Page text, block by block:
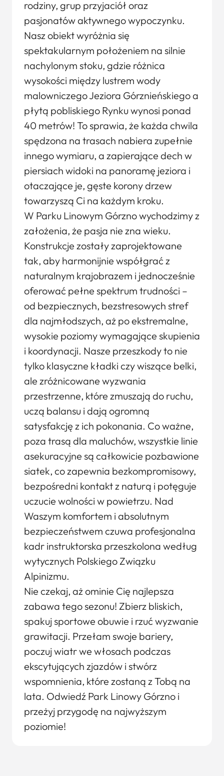
rodziny, grup przyjaciół oraz
pasjonatów aktywnego wypoczynku.
Nasz obiekt wyróżnia się
spektakularnym położeniem na silnie
nachylonym stoku, gdzie różnica
wysokości między lustrem wody
malowniczego Jeziora Górznieńskiego a
płytą pobliskiego Rynku wynosi ponad
40 metrów! To sprawia, że każda chwila
spędzona na trasach nabiera zupełnie
innego wymiaru, a zapierające dech w
piersiach widoki na panoramę jeziora i
otaczające je, gęste korony drzew
towarzyszą Ci na każdym kroku.
W Parku Linowym Górzno wychodzimy z
założenia, że pasja nie zna wieku.
Konstrukcje zostały zaprojektowane
tak, aby harmonijnie współgrać z
naturalnym krajobrazem i jednocześnie
oferować pełne spektrum trudności –
od bezpiecznych, bezstresowych stref
dla najmłodszych, aż po ekstremalne,
wysokie poziomy wymagające skupienia
i koordynacji. Nasze przeszkody to nie
tylko klasyczne kładki czy wiszące belki,
ale zróżnicowane wyzwania
przestrzenne, które zmuszają do ruchu,
uczą balansu i dają ogromną
satysfakcję z ich pokonania. Co ważne,
poza trasą dla maluchów, wszystkie linie
asekuracyjne są całkowicie pozbawione
siatek, co zapewnia bezkompromisowy,
bezpośredni kontakt z naturą i potęguje
uczucie wolności w powietrzu. Nad
Waszym komfortem i absolutnym
bezpieczeństwem czuwa profesjonalna
kadr instruktorska przeszkolona według
wytycznych Polskiego Związku
Alpinizmu.
Nie czekaj, aż ominie Cię najlepsza
zabawa tego sezonu! Zbierz bliskich,
spakuj sportowe obuwie i rzuć wyzwanie
grawitacji. Przełam swoje bariery,
poczuj wiatr we włosach podczas
ekscytujących zjazdów i stwórz
wspomnienia, które zostaną z Tobą na
lata. Odwiedź Park Linowy Górzno i
przeżyj przygodę na najwyższym
poziomie!